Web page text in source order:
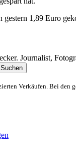
1,89 Euro
Journalist,
Verkäufen. Bei